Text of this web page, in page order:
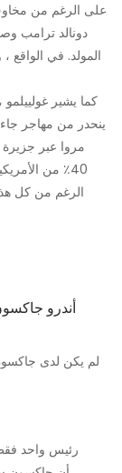
على الرغم من
دونالد ترامب
المولد. في الواقع
كما يشير
40٪ من
الرغم من كل
لم يكن لدى
رئيس واحد